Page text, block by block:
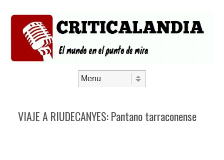
VIAJE A RIUDECANYES: Pantano tarraconense